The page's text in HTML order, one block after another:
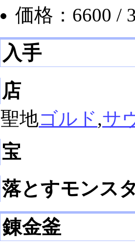
価格：6600 /
入手
店
聖地ゴルド,サ
宝
落とすモンス
錬金釜